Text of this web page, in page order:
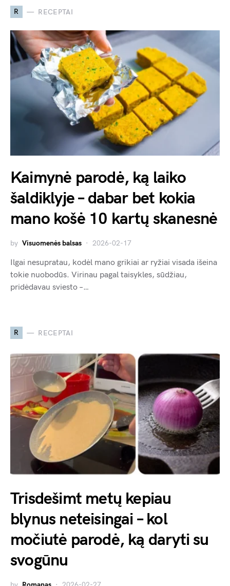
R RECEPTAI
Kaimynė parodė, ką laiko
šaldiklyje – dabar bet kokia
mano košė 10 kartų skanesnė
by Visuomenės balsas 2026-02-17
Ilgai nesupratau, kodėl mano grikiai ar ryžiai visada išeina
tokie nuobodūs. Virinau pagal taisykles, sūdžiau,
pridėdavau sviesto –…
R RECEPTAI
Trisdešimt metų kepiau
blynus neteisingai – kol
močiutė parodė, ką daryti su
svogūnu